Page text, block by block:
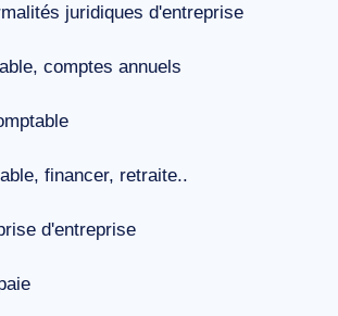
juridiques d'entreprise
comptes annuels
financer, retraite..
d'entreprise